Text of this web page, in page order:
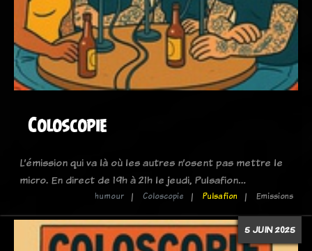
Coloscopie
L’émission qui va là où les autres n’osent pas mettre le
micro. En direct de 19h à 21h le jeudi, Pulsafion…
humour Coloscopie Pulsafion Emissions
5 JUIN 2025